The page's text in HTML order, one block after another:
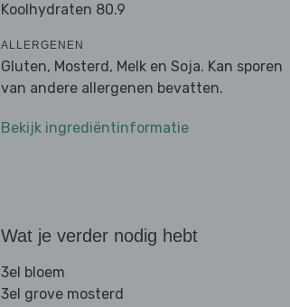
Koolhydraten 80.9
ALLERGENEN
Gluten, Mosterd, Melk en Soja. Kan sporen
van andere allergenen bevatten.
Bekijk ingrediëntinformatie
Wat je verder nodig hebt
3el bloem
3el grove mosterd